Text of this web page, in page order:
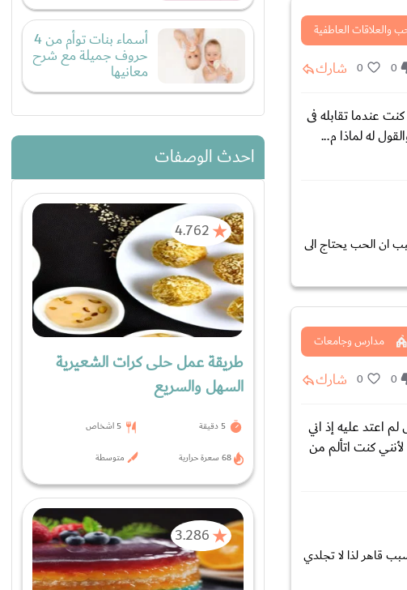
والعلاقات العاطفية
0
0 شارك
عندما تقابله فى
له لماذا م...
ان الحب يحتاج الى
مدارس وجامعات
0
0 شارك
اعتد عليه إذ اني
كنت اتألم من
قاهر لذا لا تجلدي
أسماء بنات توأم من 4
حروف جميلة مع شرح
معانيها
احدث الوصفات
4.762
طريقة عمل حلى كرات الشعيرية
السهل والسريع
5 دقيقة 5 اشخاص
68 سعرة حرارية متوسطة
3.286